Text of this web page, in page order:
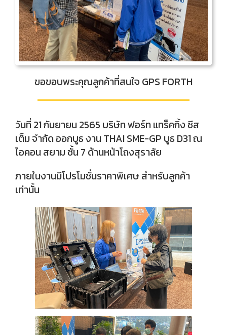
ขอขอบพระคุณลูกค้าที่สนใจ GPS FORTH
วันที่ 21 กันยายน 2565 บริษัท ฟอร์ท แทร็คกิ้ง ซีส
เต็ม จำกัด ออกบูธ งาน THAI SME-GP บูธ D31 ณ
ไอคอน สยาม ชั้น 7 ด้านหน้าโถงสุราลัย
ภายในงานมีโปรโมชั่นราคาพิเศษ สำหรับลูกค้า
เท่านั้น